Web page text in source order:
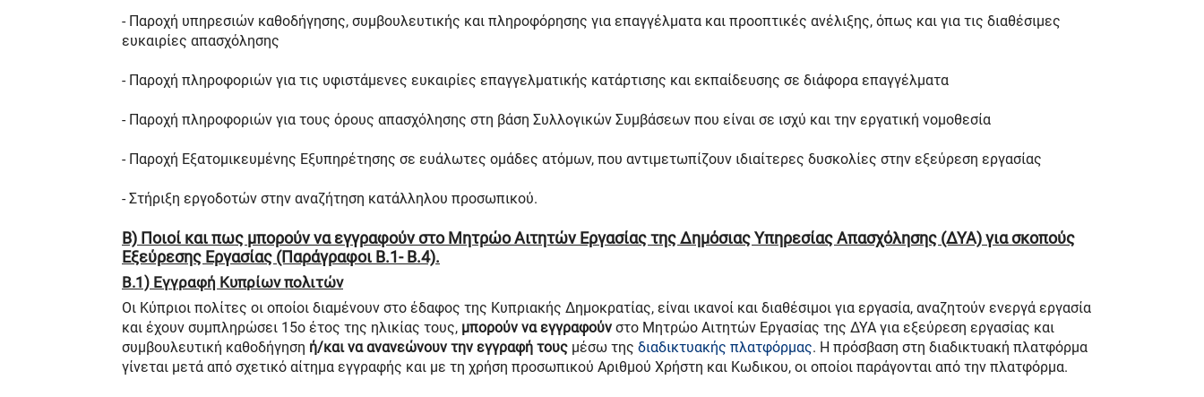
- Παροχή υπηρεσιών καθοδήγησης, συμβουλευτικής και πληροφόρησης για επαγγέλματα και προοπτικές ανέλιξης, όπως και για τις διαθέσιμες
ευκαιρίες απασχόλησης
- Παροχή πληροφοριών για τις υφιστάμενες ευκαιρίες επαγγελματικής κατάρτισης και εκπαίδευσης σε διάφορα επαγγέλματα
- Παροχή πληροφοριών για τους όρους απασχόλησης στη βάση Συλλογικών Συμβάσεων που είναι σε ισχύ και την εργατική νομοθεσία
- Παροχή Εξατομικευμένης Εξυπηρέτησης σε ευάλωτες ομάδες ατόμων, που αντιμετωπίζουν ιδιαίτερες δυσκολίες στην εξεύρεση εργασίας
- Στήριξη εργοδοτών στην αναζήτηση κατάλληλου προσωπικού.
Β) Ποιοί και πως μπορούν να εγγραφούν στο Μητρώο Αιτητών Εργασίας της Δημόσιας Υπηρεσίας Απασχόλησης (ΔΥΑ) για σκοπούς
Εξεύρεσης Εργασίας (Παράγραφοι Β.1- Β.4).
Β.1) Εγγραφή Κυπρίων πολιτών
Οι Κύπριοι πολίτες οι οποίοι διαμένουν στο έδαφος της Κυπριακής Δημοκρατίας, είναι ικανοί και διαθέσιμοι για εργασία, αναζητούν ενεργά εργασία
και έχουν συμπληρώσει 15ο έτος της ηλικίας τους, μπορούν να εγγραφούν στο Μητρώο Αιτητών Εργασίας της ΔΥΑ για εξεύρεση εργασίας και
συμβουλευτική καθοδήγηση ή/και να ανανεώνουν την εγγραφή τους μέσω της διαδικτυακής πλατφόρμας. Η πρόσβαση στη διαδικτυακή πλατφόρμα
γίνεται μετά από σχετικό αίτημα εγγραφής και με τη χρήση προσωπικού Αριθμού Χρήστη και Κωδικου, οι οποίοι παράγονται από την πλατφόρμα.